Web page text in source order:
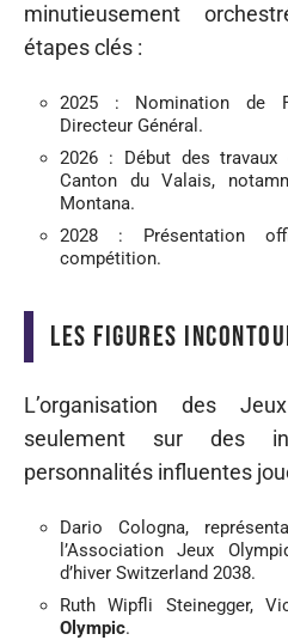
minutieusement
étapes clés :
2025 : Nomination de
Directeur Général.
2026 : Début des travaux
Canton du Valais,
Montana.
2028 : Présentation
compétition.
Les figures
L’organisation des
seulement sur des
personnalités influentes
Dario Cologna,
l’Association Jeux
d’hiver Switzerland 2038.
Ruth Wipfli Steinegger,
Olympic.